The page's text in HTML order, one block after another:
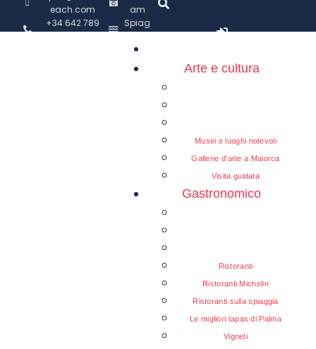
each.com
+34 642 789
am
Spiag
Arte e cultura
Musei e luoghi notevoli
Gallerie d'arte a Maiorca
Visita guidata
Gastronomico
Ristoranti
Ristoranti Michelin
Ristoranti sulla spiaggia
Le migliori tapas di Palma
Vigneti